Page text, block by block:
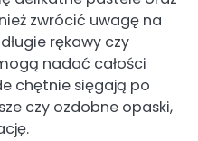
zwrócić uwagę na
rękawy czy
nadać całości
chętnie sięgają po
czy ozdobne opaski,